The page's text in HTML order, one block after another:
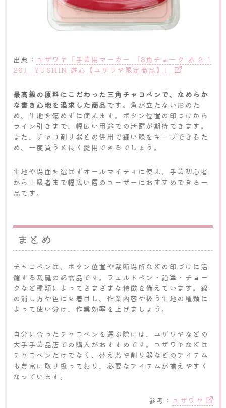
出典： ユザワヤ「手芸用マーカー 『3角チョーク 赤 2-1
26』 YUSHIN 遊心【ユザワヤ限定商品】」
最高級の原料にこだわった三角チャコペンで、なめらか
な書き心地を追求した商品 です。角が立たない形のた
め、生地を傷めずに使えます。ボタン位置の印つけから
ライン引きまで、幅広い用途での活躍が期待できます。
また、チャコ削り器との併用で細い線をキープできるた
め、一度買うと長く愛用できるでしょう。
生地や場面を選ばずオールマイティに使え、手芸初心者
から上級者まで幅広い層のユーザーにおすすめできる一
品です。
まとめ
チャコペンは、ボタン位置や裁断場所などの印づけに活
躍する裁縫の必需品です。フェルトペン・鉛筆・チョー
クなど種類によってさまざまな特徴を備えています。線
の消し方や色にも着目し、作業内容や扱う生地の種類に
よって使い分け、作業効率を上げましょう。
自分に合ったチャコペンを選ぶ際には、ユザワヤなどの
大手手芸品店での購入がおすすめです。ユザワヤなどは
チャコペンだけでなく、替え芯や削り器などのアイテム
も豊富に取り扱っており、必要なアイテムが揃えやすく
なっています。
参考： ユザワヤ